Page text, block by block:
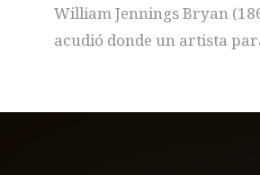
William Jennings Bryan
acudió donde un artista